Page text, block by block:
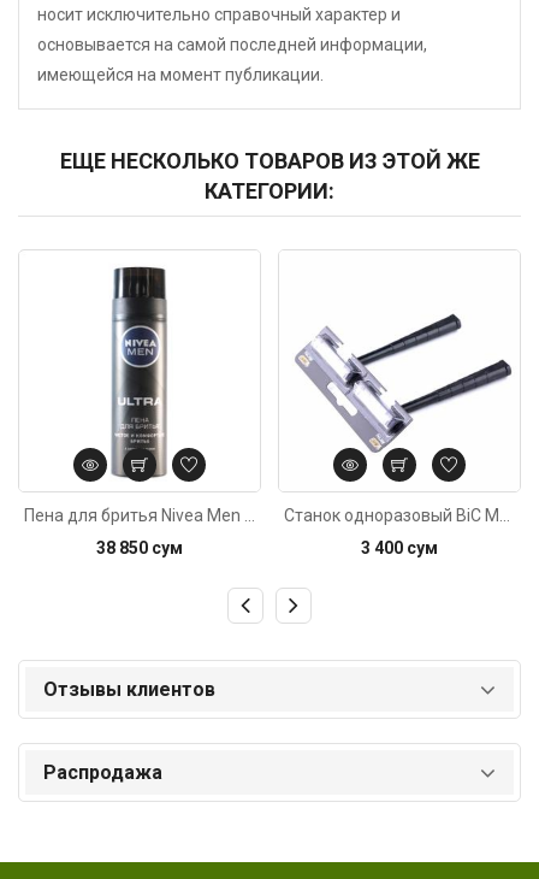
носит исключительно справочный характер и
основывается на самой последней информации,
имеющейся на момент публикации.
ЕЩЕ НЕСКОЛЬКО ТОВАРОВ ИЗ ЭТОЙ ЖЕ
КАТЕГОРИИ:
38 850 сум
3 400 сум
Отзывы клиентов
Распродажа